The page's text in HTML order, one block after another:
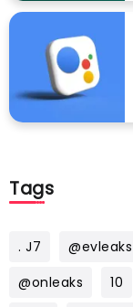
Tags
. J7 @evleaks
@onleaks
10